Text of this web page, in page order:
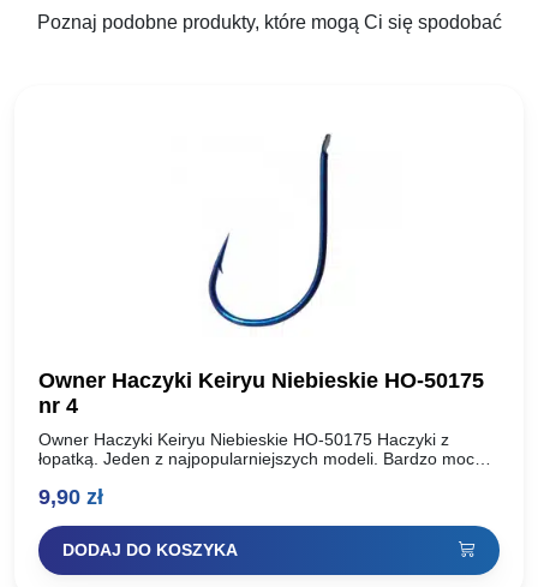
Poznaj podobne produkty, które mogą Ci się spodobać
Owner Haczyki Keiryu Niebieskie HO-50175
nr 4
Owner Haczyki Keiryu Niebieskie HO-50175 Haczyki z
łopatką. Jeden z najpopularniejszych modeli. Bardzo mocne
Rozmiar haka: Ilość…
9,90 zł
DODAJ DO KOSZYKA